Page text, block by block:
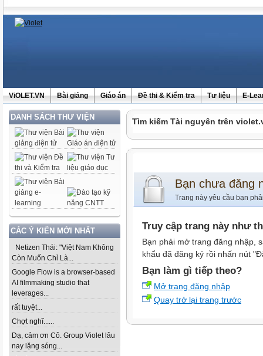
ViOLET.VN Bài giảng Giáo án Đề thi & Kiểm tra Tư liệu E-
DANH SÁCH THƯ VIỆN
CÁC Ý KIẾN MỚI NHẤT
Netizen Thái: "Việt Nam Không
Còn Muốn Chỉ Là...
Google Flow is a browser-based
AI filmmaking studio that
leverages...
rất tuyệt...
Chợt nghĩ......
Dạ, cảm ơn Cô. Group Violet lâu
nay lặng sóng...
Tìm kiếm Tài nguyên trên
Bạn chưa đăng
Trang này yêu cầu bạn
Truy cập trang này như
Bạn phải mở trang đăng nhập,
khẩu đã đăng ký rồi nhấn nút
Bạn làm gì tiếp theo?
Mở trang đăng nhập
Quay trở lại trang trước